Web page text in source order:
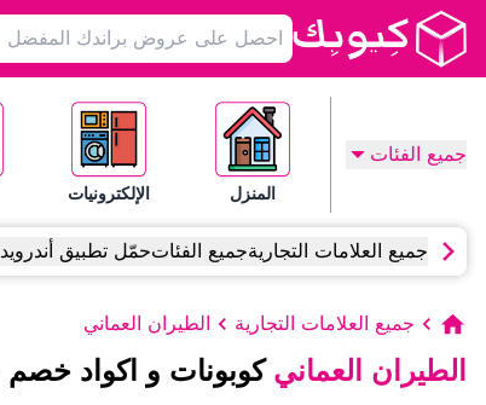
جميع الفئات
المنزل الإلكترونيات
جميع العلامات التجاريةجميع الفئاتحمّل تطبيق أندرويد
جميع العلامات التجارية الطيران العماني
الطيران العماني كوبونات و اكواد خصم